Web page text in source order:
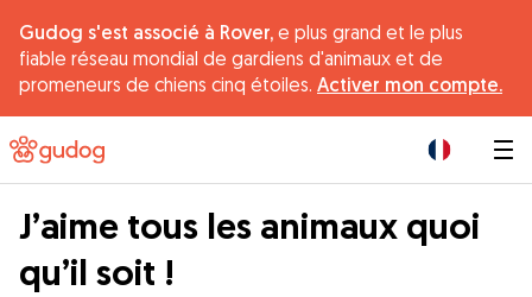
Gudog s'est associé à Rover, e plus grand et le plus
fiable réseau mondial de gardiens d'animaux et de
promeneurs de chiens cinq étoiles. Activer mon compte.
J’aime tous les animaux quoi
qu’il soit !